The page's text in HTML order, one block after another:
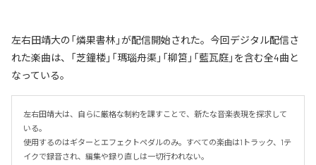
左右田靖大の「燐果書林」が配信開始された。今回デジタル配信さ
れた楽曲は、「芝鐘楼」「瑪瑙舟渠」「柳筥」「藍瓦庭」を含む全4曲と
なっている。
左右田靖大は、自らに厳格な制約を課すことで、新たな音楽表現を探求して
いる。
使用するのはギターとエフェクトペダルのみ。すべての楽曲は1トラック、1テ
イクで録音され、編集や録り直しは一切行われない。